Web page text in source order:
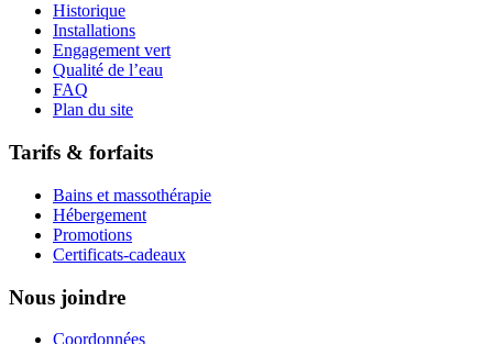
Historique
Installations
Engagement vert
Qualité de l’eau
FAQ
Plan du site
Tarifs & forfaits
Bains et massothérapie
Hébergement
Promotions
Certificats-cadeaux
Nous joindre
Coordonnées